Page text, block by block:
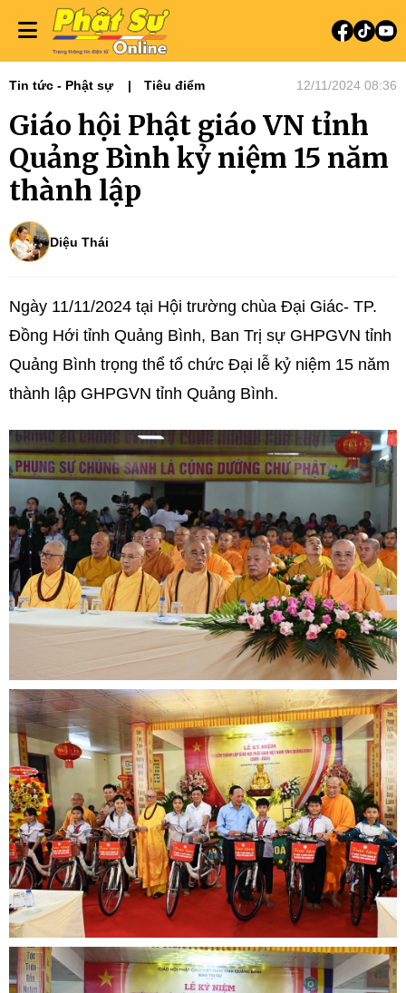
Tin tức - Phật sự Tiêu điểm 12/11/2024 08:36
Giáo hội Phật giáo VN tỉnh
Quảng Bình kỷ niệm 15 năm
thành lập
Diệu Thái
Ngày 11/11/2024 tại Hội trường chùa Đại Giác- TP.
Đồng Hới tỉnh Quảng Bình, Ban Trị sự GHPGVN tỉnh
Quảng Bình trọng thể tổ chức Đại lễ kỷ niệm 15 năm
thành lập GHPGVN tỉnh Quảng Bình.